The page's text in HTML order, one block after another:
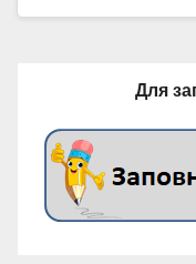
Для